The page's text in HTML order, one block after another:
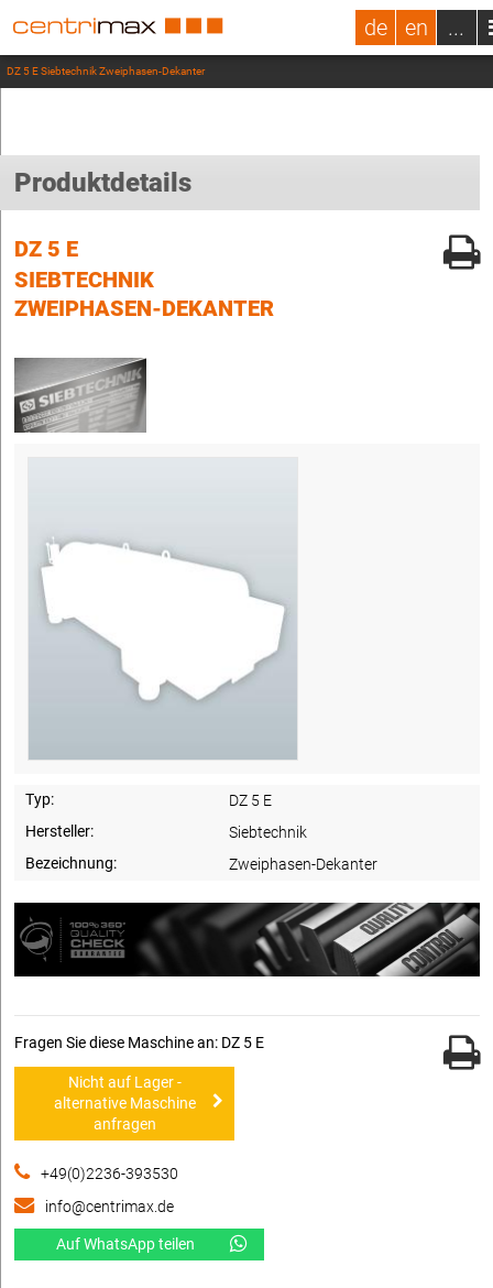
de en ...
DZ 5 E Siebtechnik Zweiphasen-Dekanter
Produktdetails
DZ 5 E
SIEBTECHNIK
ZWEIPHASEN-DEKANTER
Typ:
DZ 5 E
Hersteller:
Siebtechnik
Bezeichnung:
Zweiphasen-Dekanter
Fragen Sie diese Maschine an: DZ 5 E
Nicht auf Lager -
alternative Maschine
anfragen
+49(0)2236-393530
info@centrimax.de
Auf WhatsApp teilen